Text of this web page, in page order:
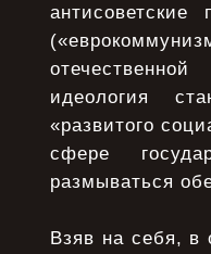
идеология
«развитого
сфере
размываться
Взяв на себя, в